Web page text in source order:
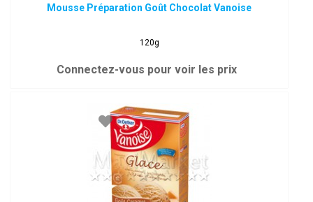
Mousse Préparation Goût Chocolat Vanoise
120g
Connectez-vous pour voir les prix